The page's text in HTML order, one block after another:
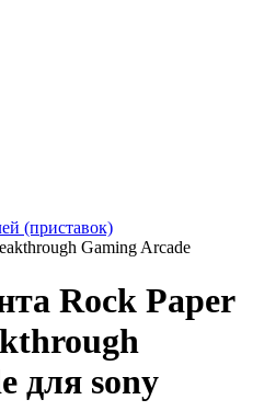
(приставок)
Gaming Arcade
Rock Paper
для sony